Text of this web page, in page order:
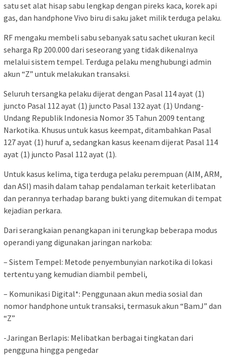
satu set alat hisap sabu lengkap dengan pireks kaca, korek api
gas, dan handphone Vivo biru di saku jaket milik terduga pelaku.
RF mengaku membeli sabu sebanyak satu sachet ukuran kecil
seharga Rp 200.000 dari seseorang yang tidak dikenalnya
melalui sistem tempel. Terduga pelaku menghubungi admin
akun “Z” untuk melakukan transaksi.
Seluruh tersangka pelaku dijerat dengan Pasal 114 ayat (1)
juncto Pasal 112 ayat (1) juncto Pasal 132 ayat (1) Undang-
Undang Republik Indonesia Nomor 35 Tahun 2009 tentang
Narkotika. Khusus untuk kasus keempat, ditambahkan Pasal
127 ayat (1) huruf a, sedangkan kasus keenam dijerat Pasal 114
ayat (1) juncto Pasal 112 ayat (1).
Untuk kasus kelima, tiga terduga pelaku perempuan (AIM, ARM,
dan ASI) masih dalam tahap pendalaman terkait keterlibatan
dan perannya terhadap barang bukti yang ditemukan di tempat
kejadian perkara.
Dari serangkaian penangkapan ini terungkap beberapa modus
operandi yang digunakan jaringan narkoba:
– Sistem Tempel: Metode penyembunyian narkotika di lokasi
tertentu yang kemudian diambil pembeli,
– Komunikasi Digital*: Penggunaan akun media sosial dan
nomor handphone untuk transaksi, termasuk akun “BamJ” dan
“Z”
-Jaringan Berlapis: Melibatkan berbagai tingkatan dari
pengguna hingga pengedar